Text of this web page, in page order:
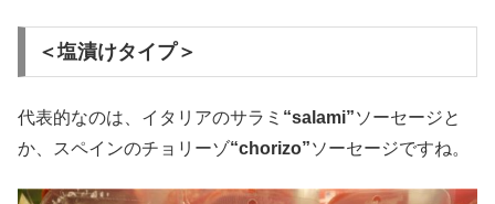
＜塩漬けタイプ＞
代表的なのは、イタリアのサラミ “salami”ソーセージと
か、スペインのチョリーゾ“chorizo”ソーセージですね。